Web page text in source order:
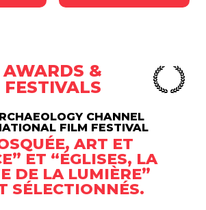
AWARDS &
FESTIVALS
CHANNEL
FILM FESTIVAL
ART ET
ET “ÉGLISES, LA
DE LA LUMIÈRE”
SÉLECTIONNÉS.